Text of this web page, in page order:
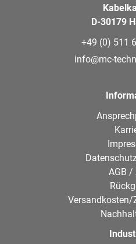
D-30179
+49 (0) 511
info@mc-
AGB /
Versandkosten/